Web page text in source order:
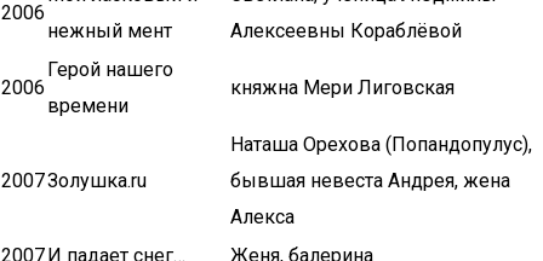
2006
нежный мент
Алексеевны Кораблёвой
2006
Герой нашего
времени
княжна Мери Лиговская
2007Золушка.ru
Наташа Орехова (Попандопулус),
бывшая невеста Андрея, жена
Алекса
2007И падает снег… Женя, балерина